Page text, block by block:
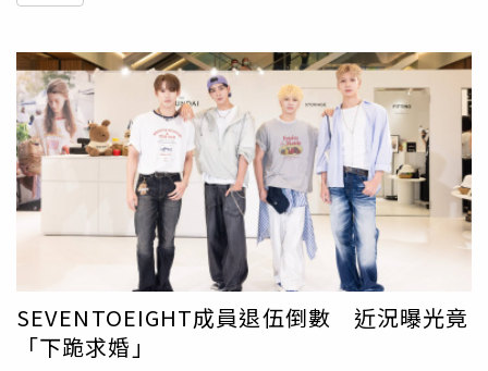
SEVENTOEIGHT成員退伍倒數 近況曝光竟
「下跪求婚」